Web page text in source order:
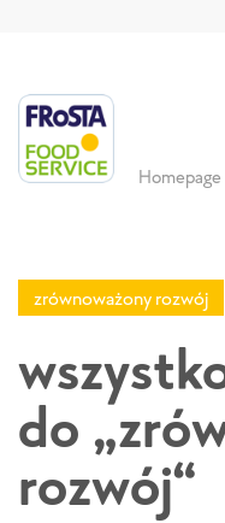
Homepage
zrównoważony rozwój
do
rozwój“